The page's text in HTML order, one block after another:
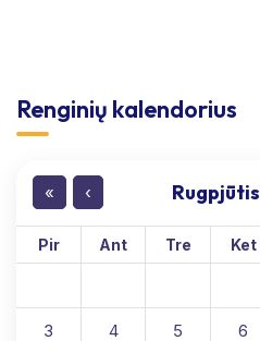
Renginių kalendorius
« ‹ Rugpjūtis
Pir Ant Tre Ket
3 4 5 6